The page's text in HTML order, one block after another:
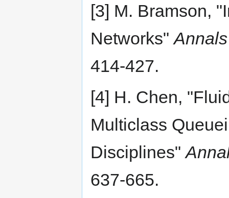
[3] M. Bramson,
Networks"
414-427.
[4] H. Chen,
Multiclass
Disciplines"
637-665.